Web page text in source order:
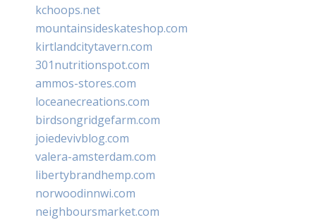
kchoops.net
mountainsideskateshop.com
kirtlandcitytavern.com
301nutritionspot.com
ammos-stores.com
loceanecreations.com
birdsongridgefarm.com
joiedevivblog.com
valera-amsterdam.com
libertybrandhemp.com
norwoodinnwi.com
neighboursmarket.com